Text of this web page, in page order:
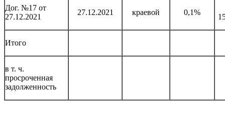
Дог. №17 от
27.12.2021
27.12.2021 краевой 0,1%
Итого
в т. ч.
просроченная
задолженность